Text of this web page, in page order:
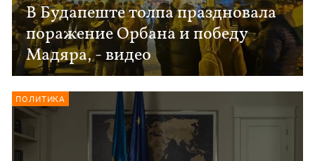
В Будапеште толпа праздновала
поражение Орбана и победу
Мадяра, - видео
ПОЛИТИКА